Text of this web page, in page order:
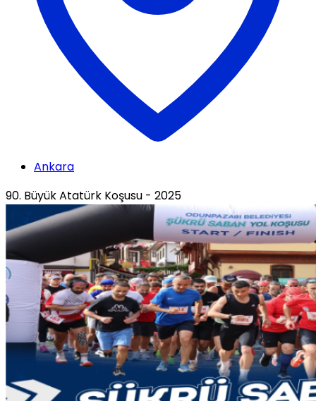
Ankara
90. Büyük Atatürk Koşusu - 2025